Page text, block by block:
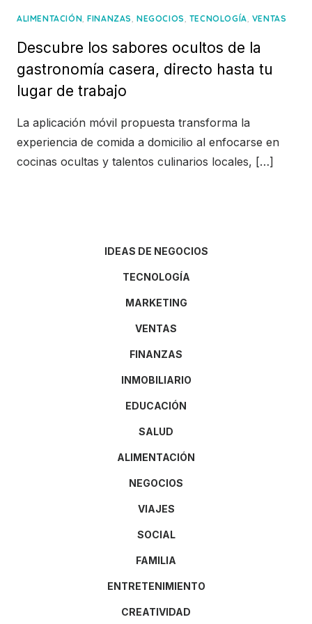
ALIMENTACIÓN,FINANZAS,NEGOCIOS, TECNOLOGÍA, VENTAS
Descubre los sabores ocultos de la
gastronomía casera, directo hasta tu
lugar de trabajo
La aplicación móvil propuesta transforma la
experiencia de comida a domicilio al enfocarse en
cocinas ocultas y talentos culinarios locales, […]
IDEAS DE NEGOCIOS
TECNOLOGÍA
MARKETING
VENTAS
FINANZAS
INMOBILIARIO
EDUCACIÓN
SALUD
ALIMENTACIÓN
NEGOCIOS
VIAJES
SOCIAL
FAMILIA
ENTRETENIMIENTO
CREATIVIDAD